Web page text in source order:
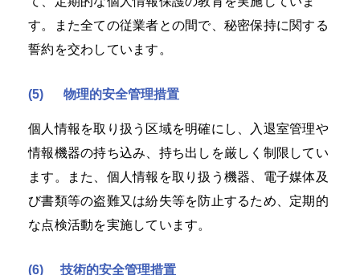
す。また全ての従業者との間で、秘密保持に関する
誓約を交わしています。
(5) 物理的安全管理措置
個人情報を取り扱う区域を明確にし、入退室管理や
情報機器の持ち込み、持ち出しを厳しく制限してい
ます。また、個人情報を取り扱う機器、電子媒体及
び書類等の盗難又は紛失等を防止するため、定期的
な点検活動を実施しています。
(6) 技術的安全管理措置